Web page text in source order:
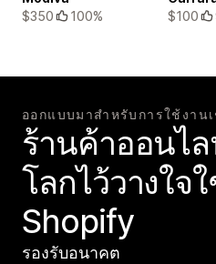
$350
100%
$100
ออกแบบมาสำหรับการใช้งาน
ร้านค้าออนไ
โลกไว้วางใจ
Shopify
รองรับอนาคต